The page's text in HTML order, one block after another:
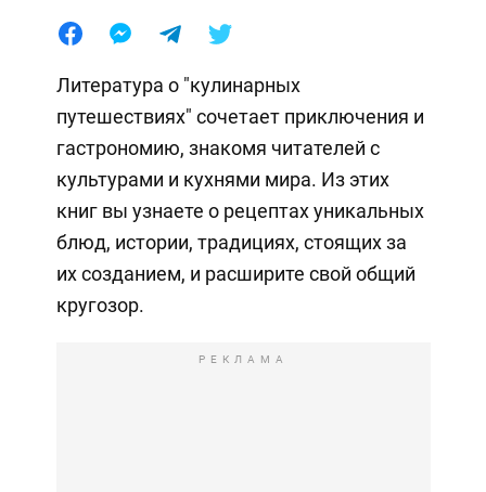
Литература о "кулинарных
путешествиях" сочетает приключения и
гастрономию, знакомя читателей с
культурами и кухнями мира. Из этих
книг вы узнаете о рецептах уникальных
блюд, истории, традициях, стоящих за
их созданием, и расширите свой общий
кругозор.
РЕКЛАМА